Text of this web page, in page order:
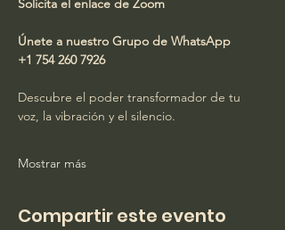
Solicita el enlace de Zoom
Únete a nuestro Grupo de WhatsApp
+1 754 260 7926
Descubre el poder transformador de tu
voz, la vibración y el silencio.
Mostrar más
Compartir este evento